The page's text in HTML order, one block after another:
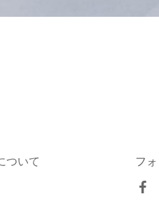
ついて
フ